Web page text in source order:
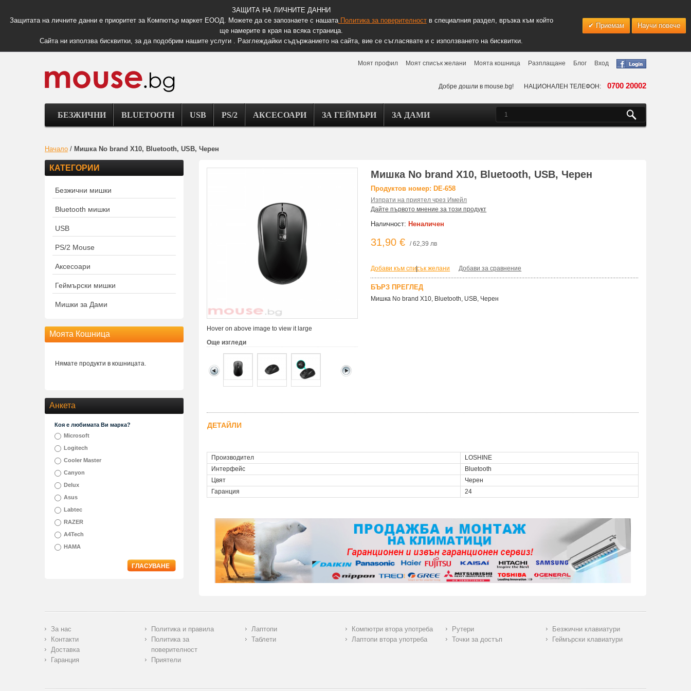
ЗАЩИТА НА ЛИЧНИТЕ ДАННИ
Защитата на личните данни е приоритет за Компютър маркет ЕООД. Можете да се запознаете с нашатаПолитика за поверителноств специалния раздел, връзка към който
ще намерите в края на всяка страница.
Сайта ни използва бисквитки, за да подобрим нашите услуги . Разглеждайки съдържанието на сайта, вие се съгласявате и с използването на бисквитки.
Приемам Научи повече
Моят профил Моят списък желани Моята кошница Разплащане Блог Вход
Добре дошли в mouse.bg! НАЦИОНАЛЕН ТЕЛЕФОН: 0700 20002
БЕЗЖИЧНИ BLUETOOTH USB PS/2 АКСЕСОАРИ ЗА ГЕЙМЪРИ ЗА ДАМИ
Начало / Мишка No brand X10, Bluetooth, USB, Черен
Hover on above image to view it large
Още изгледи
Мишка No brand X10, Bluetooth, USB, Черен
Продуктов номер: DE-658
Изпрати на приятел чрез Имейл
Дайте първото мнение за този продукт
Наличност: Неналичен
31,90 € / 62,39 лв
Добави към списък желани
| Добави за сравнение
БЪРЗ ПРЕГЛЕД
Мишка No brand X10, Bluetooth, USB, Черен
ДЕТАЙЛИ
Производител
LOSHINE
Интерфейс
Bluetooth
Цвят
Черен
Гаранция
24
КАТЕГОРИИ
Безжични мишки
Bluetooth мишки
USB
PS/2 Mouse
Аксесоари
Геймърски мишки
Мишки за Дами
Моята Кошница
Нямате продукти в кошницата.
Анкета
Коя е любимата Ви марка?
Microsoft
Logitech
Cooler Master
Canyon
Delux
Asus
Labtec
RAZER
A4Tech
HAMA
ГЛАСУВАНЕ
За нас
Контакти
Доставка
Гаранция
Политика и правила
Политика за
поверителност
Приятели
Лаптопи
Таблети
Компютри втора употреба
Лаптопи втора употреба
Рутери
Точки за достъп
Безжични клавиатури
Геймърски клавиатури